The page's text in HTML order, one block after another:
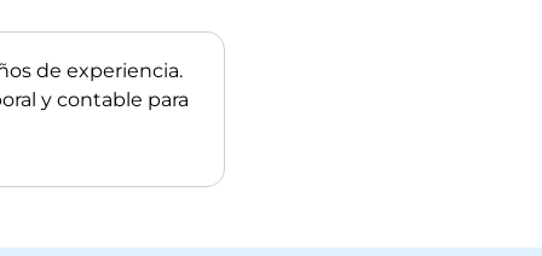
de experiencia.
y contable para